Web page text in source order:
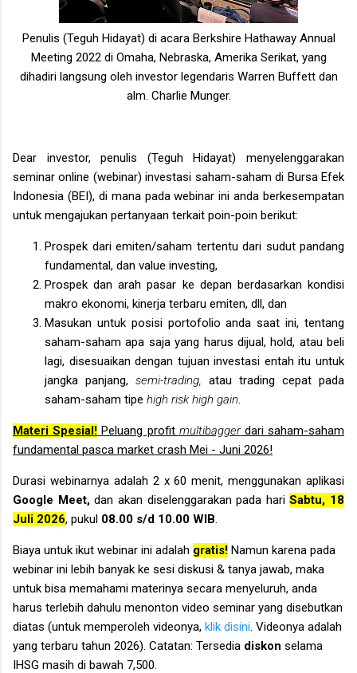
Penulis (Teguh Hidayat) di acara Berkshire Hathaway Annual
Meeting 2022 di Omaha, Nebraska, Amerika Serikat, yang
dihadiri langsung oleh investor legendaris Warren Buffett dan
alm. Charlie Munger.
Dear investor, penulis (Teguh Hidayat) menyelenggarakan
seminar online (webinar) investasi saham-saham di Bursa Efek
Indonesia (BEI), di mana pada webinar ini anda berkesempatan
untuk mengajukan pertanyaan terkait poin-poin berikut:
Prospek dari emiten/saham tertentu dari sudut pandang
fundamental, dan value investing,
Prospek dan arah pasar ke depan berdasarkan kondisi
makro ekonomi, kinerja terbaru emiten, dll, dan
Masukan untuk posisi portofolio anda saat ini, tentang
saham-saham apa saja yang harus dijual, hold, atau beli
lagi, disesuaikan dengan tujuan investasi entah itu untuk
jangka panjang, semi-trading, atau trading cepat pada
saham-saham tipe high risk high gain
Materi Spesial! Peluang profit multibaggerdari saham-saham
fundamental pasca market crash Mei - Juni 2026!
Durasi webinarnya adalah 2 x 60 menit, menggunakan aplikasi
Google Meet,dan akan diselenggarakan pada hariSabtu, 18
Juli 2026, pukul 08.00 s/d 10.00 WIB
Biaya untuk ikut webinar ini adalah gratis! Namun karena pada
webinar ini lebih banyak ke sesi diskusi & tanya jawab, maka
untuk bisa memahami materinya secara menyeluruh, anda
harus terlebih dahulu menonton video seminar yang disebutkan
diatas (untuk memperoleh videonya, klik disini . Videonya adalah
yang terbaru tahun 2026). Catatan: Tersedia diskon selama
IHSG masih di bawah 7,500.